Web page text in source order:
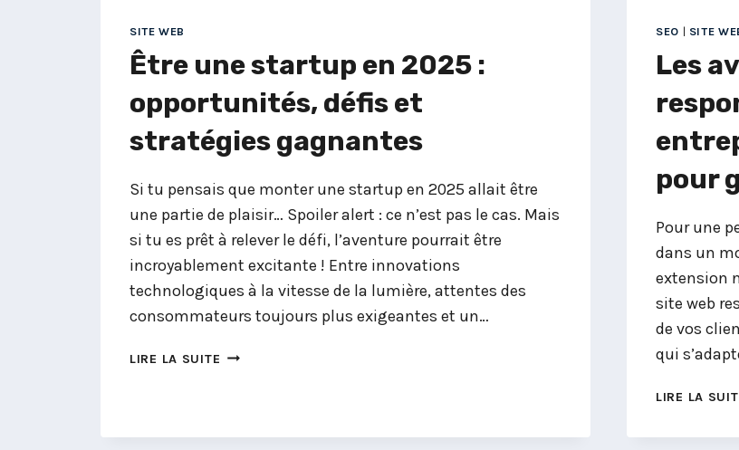
SITE WEB
Être une startup en 2025 :
opportunités, défis et
stratégies gagnantes
Si tu pensais que monter une startup en 2025 allait être
une partie de plaisir… Spoiler alert : ce n’est pas le cas. Mais
si tu es prêt à relever le défi, l’aventure pourrait être
incroyablement excitante ! Entre innovations
technologiques à la vitesse de la lumière, attentes des
consommateurs toujours plus exigeantes et un…
LIRE LA SUITE ÊTRE
2025
SEO | SITE
Les
pour
Pour une
dans un
extension
site web
de vos
qui
LIRE LA